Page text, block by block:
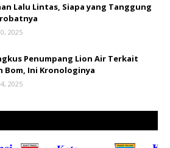
Lalu Lintas, Siapa yang Tanggung
2025
Penumpang Lion Air Terkait
Bom, Ini Kronologinya
2025